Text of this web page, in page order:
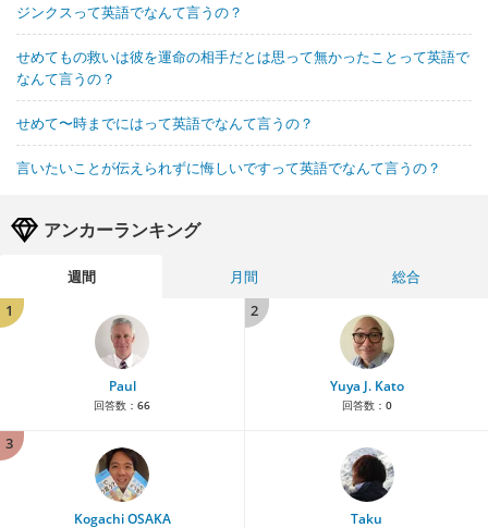
ジンクスって英語でなんて言うの？
せめてもの救いは彼を運命の相手だとは思って無かったことって英語で
なんて言うの？
せめて〜時までにはって英語でなんて言うの？
言いたいことが伝えられずに悔しいですって英語でなんて言うの？
アンカーランキング
週間 月間
総合
1
Paul
回答数： 66
2
Yuya J. Kato
回答数： 0
3
Kogachi OSAKA Taku